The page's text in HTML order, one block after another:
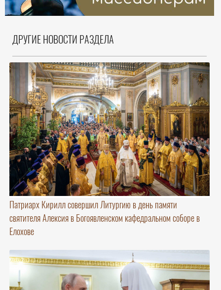
ДРУГИЕ НОВОСТИ РАЗДЕЛА
Патриарх Кирилл совершил Литургию в день памяти
святителя Алексия в Богоявленском кафедральном соборе в
Елохове